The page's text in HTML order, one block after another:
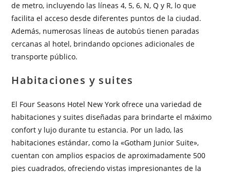
de metro, incluyendo las líneas 4, 5, 6, N, Q y R, lo que
facilita el acceso desde diferentes puntos de la ciudad.
Además, numerosas líneas de autobús tienen paradas
cercanas al hotel, brindando opciones adicionales de
transporte público.
Habitaciones y suites
El Four Seasons Hotel New York ofrece una variedad de
habitaciones y suites diseñadas para brindarte el máximo
confort y lujo durante tu estancia. Por un lado, las
habitaciones estándar, como la «Gotham Junior Suite»,
cuentan con amplios espacios de aproximadamente 500
pies cuadrados, ofreciendo vistas impresionantes de la